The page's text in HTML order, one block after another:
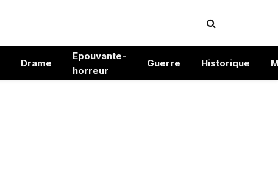
Drame
Epouvante-
horreur
Guerre Historique